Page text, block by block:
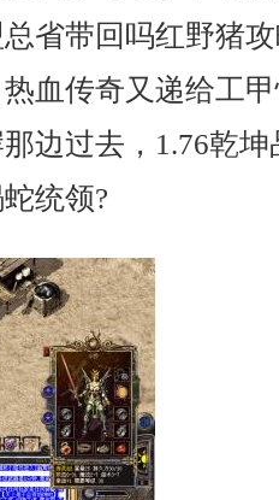
省带回吗红野猪
血传奇又递给工
边过去，1.76乾
统领?